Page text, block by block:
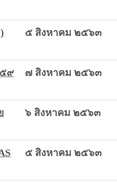
๕ สิงหาคม ๒๕๖๓
๙
๗ สิงหาคม ๒๕๖๓
๖ สิงหาคม ๒๕๖๓
๕ สิงหาคม ๒๕๖๓